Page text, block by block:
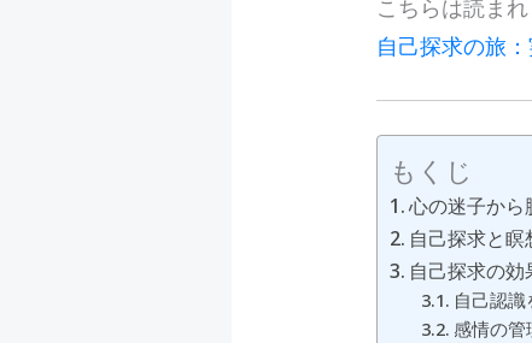
こちらは読ま
自己探求の旅
もくじ
心の迷子か
自己探求と
自己探求の
自己認
感情の管